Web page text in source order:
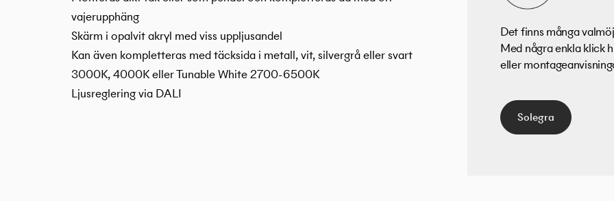
vajerupphäng
Skärm i opalvit akryl med viss uppljusandel
Kan även kompletteras med täcksida i metall, vit, silvergrå eller svart
3000K, 4000K eller Tunable White 2700-6500K
Ljusreglering via DALI
Det finns många
Med några enkla klick
eller
Solegra